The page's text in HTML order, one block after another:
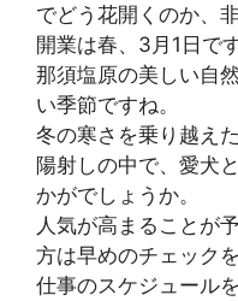
でどう花開くのか、
開業は春、3月1日です
那須塩原の美しい自
い季節ですね。
冬の寒さを乗り越え
陽射しの中で、愛犬
かがでしょうか。
人気が高まることが
方は早めのチェック
仕事のスケジュール